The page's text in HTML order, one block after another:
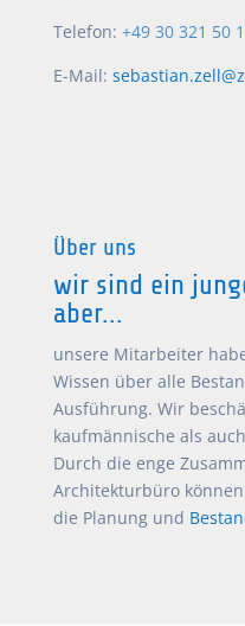
Telefon: +49 30 321 50
E-Mail:
Über uns
wir sind ein
aber...
unsere Mitarbeiter
Wissen über alle
Ausführung. Wir
kaufmännische als
Durch die enge
Architekturbüro
die Planung und